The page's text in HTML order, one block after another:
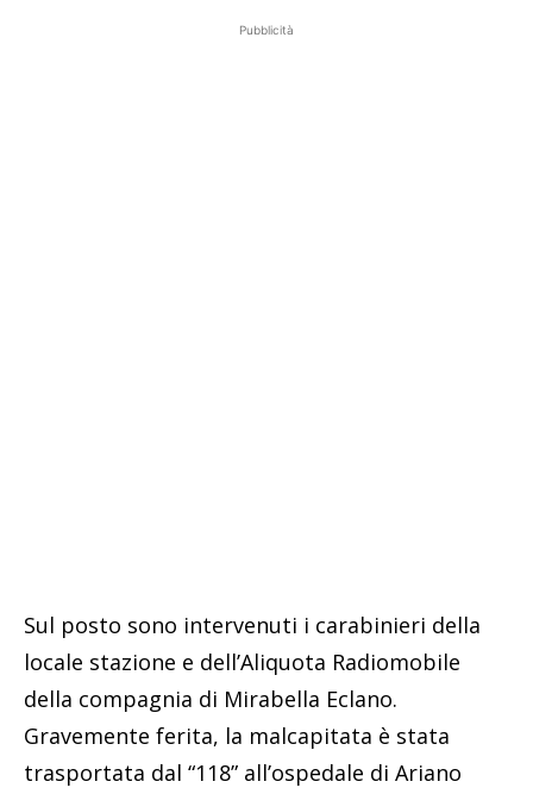
Pubblicità
Sul posto sono intervenuti i carabinieri della
locale stazione e dell’Aliquota Radiomobile
della compagnia di Mirabella Eclano.
Gravemente ferita, la malcapitata è stata
trasportata dal “118” all’ospedale di Ariano